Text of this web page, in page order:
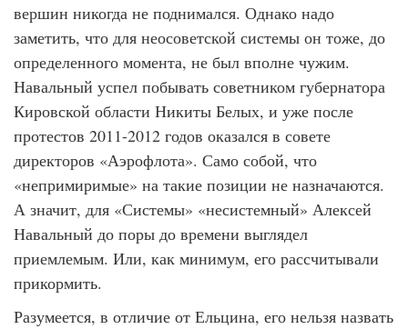
вершин никогда не поднимался. Однако надо
заметить, что для неосоветской системы он тоже, до
определенного момента, не был вполне чужим.
Навальный успел побывать советником губернатора
Кировской области Никиты Белых, и уже после
протестов 2011-2012 годов оказался в совете
директоров «Аэрофлота». Само собой, что
«непримиримые» на такие позиции не назначаются.
А значит, для «Системы» «несистемный» Алексей
Навальный до поры до времени выглядел
приемлемым. Или, как минимум, его рассчитывали
прикормить.
Разумеется, в отличие от Ельцина, его нельзя назвать